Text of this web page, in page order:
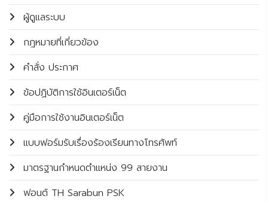
ผู้ดูแลระบบ
กฎหมายที่เกี่ยวข้อง
คำสั่ง ประกาศ
ข้อปฏิบัติการใช้อินเตอร์เน็ต
คู่มือการใช้งานอินเตอร์เน็ต
แบบฟอร์มรับเรื่องร้องเรียนทางโทรศัพท์
มาตรฐานกำหนดตำแหน่ง 99 สายงาน
ฟอนต์ TH Sarabun PSK